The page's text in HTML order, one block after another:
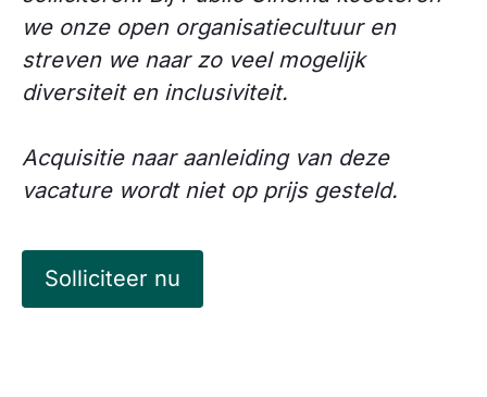
we onze open organisatiecultuur en
streven we naar zo veel mogelijk
diversiteit en inclusiviteit.
Acquisitie naar aanleiding van deze
vacature wordt niet op prijs gesteld.
Solliciteer nu